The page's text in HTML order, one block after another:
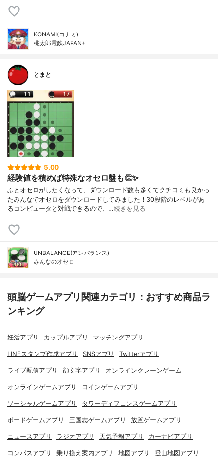
KONAMI(コナミ)
桃太郎電鉄JAPAN+
とまと
5.00
経験値を積めば特殊なオセロ盤も👏✨
ふとオセロがしたくなって、ダウンロード数も多くてクチコミも良かっ
たみんなでオセロをダウンロードしてみました！30段階のレベルがあ
るコンピュータと対戦できるので、…続きを見る
UNBALANCE(アンバランス)
みんなのオセロ
頭脳ゲームアプリ関連カテゴリ：おすすめ商品ラ
ンキング
妊活アプリ カップルアプリ マッチングアプリ
LINEスタンプ作成アプリ SNSアプリ Twitterアプリ
ライブ配信アプリ 顔文字アプリ オンラインクレーンゲーム
オンラインゲームアプリ コインゲームアプリ
ソーシャルゲームアプリ タワーディフェンスゲームアプリ
ボードゲームアプリ 三国志ゲームアプリ 放置ゲームアプリ
ニュースアプリ ラジオアプリ 天気予報アプリ カーナビアプリ
コンパスアプリ 乗り換え案内アプリ 地図アプリ 登山地図アプリ